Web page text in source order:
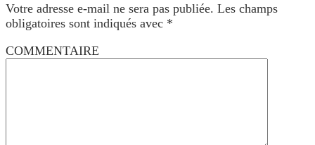
Votre adresse e-mail ne sera pas publiée. Les champs
obligatoires sont indiqués avec *
COMMENTAIRE